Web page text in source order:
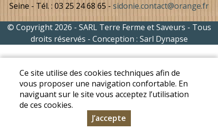
Seine - Tél. : 03 25 24 68 65 - sidonie.contact@orange.fr
© Copyright 2026 - SARL Terre Ferme et Saveurs - Tous
droits réservés - Conception : Sarl Dynapse
Ce site utilise des cookies techniques afin de
vous proposer une navigation confortable. En
naviguant sur le site vous acceptez l’utilisation
de ces cookies.
J’accepte